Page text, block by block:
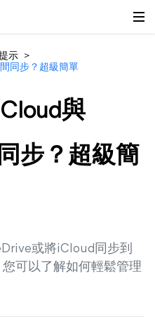
示 >
同步？超級簡單
與
步？超級簡
或將iCloud同步到
可以了解如何輕鬆管理